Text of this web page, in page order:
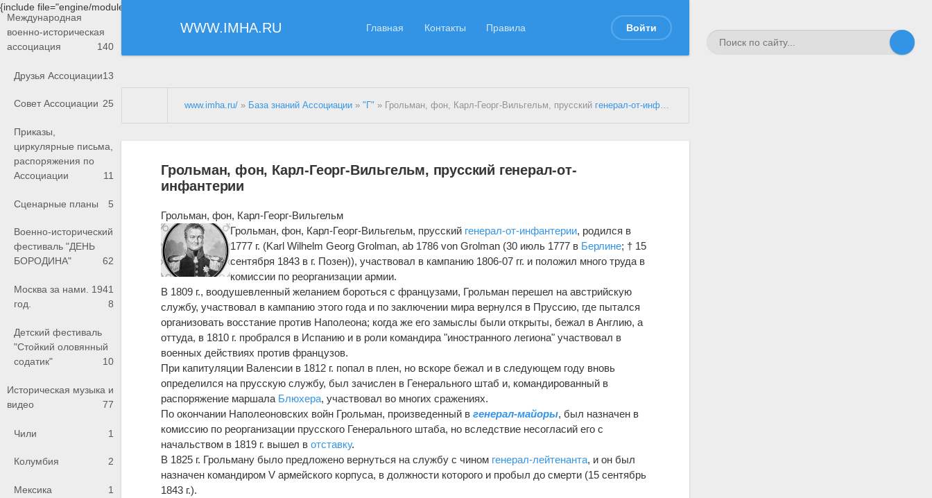
{include file="engine/modules/saperu/head.php"}
WWW.IMHA.RU Главная Контакты Правила Войти
Международная
военно-историческая
ассоциация
140
Друзья Ассоциации13
Совет Ассоциации 25
Приказы,
циркулярные письма,
распоряжения по
Ассоциации
11
Сценарные планы 5
Военно-исторический
фестиваль "ДЕНЬ
БОРОДИНА"
62
Москва за нами. 1941
год.
8
Детский фестиваль
"Стойкий оловянный
содатик"
10
Историческая музыка и
видео
77
Чили 1
Колумбия 2
Мексика 1
www.imha.ru/ » База знаний Ассоциации »"Г" » Грольман, фон, Карл-Георг-Вильгельм, прусский генерал-от-инфантерии
Грольман, фон, Карл-Георг-Вильгельм, прусский генерал-от-
инфантерии
Грольман, фон, Карл-Георг-Вильгельм
Грольман, фон, Карл-Георг-Вильгельм, прусский генерал-от-инфантерии, родился в
1777 г. (Karl Wilhelm Georg Grolman, ab 1786 von Grolman (30 июль 1777 в Берлине; † 15
сентября 1843 в г. Позен)), участвовал в кампанию 1806-07 гг. и положил много труда в
комиссии по реорганизации армии.
В 1809 г., воодушевленный желанием бороться с французами, Грольман перешел на австрийскую
службу, участвовал в кампанию этого года и по заключении мира вернулся в Пруссию, где пытался
организовать восстание против Наполеона; когда же его замыслы были открыты, бежал в Англию, а
оттуда, в 1810 г. пробрался в Испанию и в роли командира "иностранного легиона" участвовал в
военных действиях против французов.
При капитуляции Валенсии в 1812 г. попал в плен, но вскоре бежал и в следующем году вновь
определился на прусскую службу, был зачислен в Генерального штаб и, командированный в
распоряжение маршала Блюхера, участвовал во многих сражениях.
По окончании Наполеоновских войн Грольман, произведенный вгенерал-майоры, был назначен в
комиссию по реорганизации прусского Генерального штаба, но вследствие несогласий его с
начальством в 1819 г. вышел вотставку.
В 1825 г. Грольману было предложено вернуться на службу с чином генерал-лейтенанта, и он был
назначен командиром V армейского корпуса, в должности которого и пробыл до смерти (15 сентябрь
1843 г.).